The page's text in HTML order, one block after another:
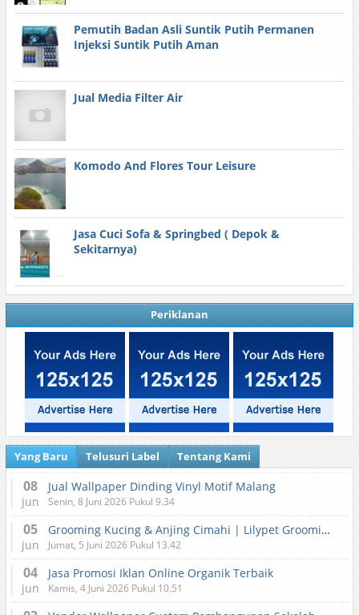
Pemutih Badan Asli Suntik Putih Permanen
Injeksi Suntik Putih Aman
Jual Media Filter Air
Komodo And Flores Tour Leisure
Jasa Cuci Sofa & Springbed ( Depok &
Sekitarnya)
Periklanan
Yang Baru Telusuri Label Tentang Kami
08
jun
Jual Wallpaper Dinding Vinyl Motif Malang
Senin, 8 Juni 2026 Pukul 9.34
05
jun
Grooming Kucing & Anjing Cimahi | Lilypet Grooming & Pet Hotel
Jumat, 5 Juni 2026 Pukul 13.42
04
jun
Jasa Promosi Iklan Online Organik Terbaik
Kamis, 4 Juni 2026 Pukul 10.51